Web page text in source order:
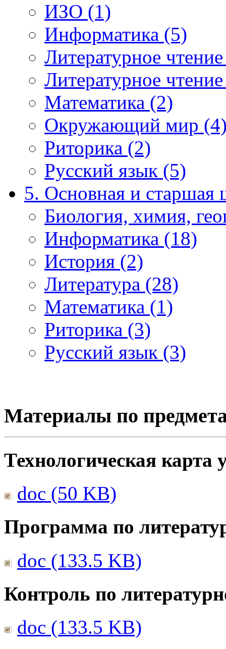
ИЗО (1)
Информатика (5)
Литературное
Литературное
Математика (2)
Окружающий мир
Риторика (2)
Русский язык (5)
5. Основная и старшая
Биология, химия,
Информатика (18)
История (2)
Литература (28)
Математика (1)
Риторика (3)
Русский язык (3)
Материалы по
Технологическая карта
doc (50 KB)
Программа по
doc (133.5 KB)
Контроль по
doc (133.5 KB)